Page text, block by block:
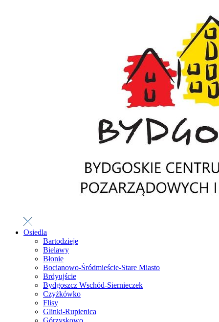
Osiedla
Bartodzieje
Bielawy
Błonie
Bocianowo-Śródmieście-Stare Miasto
Brdyujście
Bydgoszcz Wschód-Siernieczek
Czyżkówko
Flisy
Glinki-Rupienica
Górzyskowo